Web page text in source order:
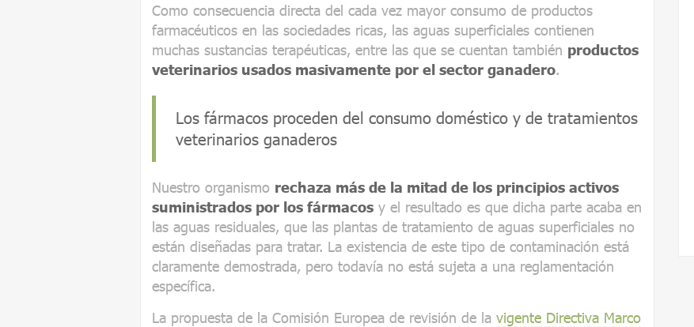
Como consecuencia directa del cada vez mayor consumo de productos
farmacéuticos en las sociedades ricas, las aguas superficiales contienen
muchas sustancias terapéuticas, entre las que se cuentan también productos
veterinarios usados masivamente por el sector ganadero.
Los fármacos proceden del consumo doméstico y de tratamientos
veterinarios ganaderos
Nuestro organismo rechaza más de la mitad de los principios activos
suministrados por los fármacos y el resultado es que dicha parte acaba en
las aguas residuales, que las plantas de tratamiento de aguas superficiales no
están diseñadas para tratar. La existencia de este tipo de contaminación está
claramente demostrada, pero todavía no está sujeta a una reglamentación
específica.
La propuesta de la Comisión Europea de revisión de la vigente Directiva Marco